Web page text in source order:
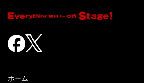
ホーム